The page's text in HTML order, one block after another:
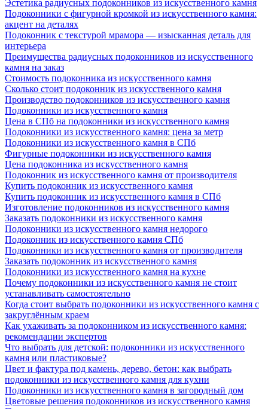
Эстетика радиусных подоконников из искусственного камня
Подоконники с фигурной кромкой из искусственного камня:
акцент на деталях
Подоконник с текстурой мрамора — изысканная деталь для
интерьера
Преимущества радиусных подоконников из искусственного
камня на заказ
Стоимость подоконника из искусственного камня
Сколько стоит подоконник из искусственного камня
Производство подоконников из искусственного камня
Подоконники из искусственного камня
Цена в СПб на подоконники из искусственного камня
Подоконники из искусственного камня: цена за метр
Подоконники из искусственного камня в СПб
Фигурные подоконники из искусственного камня
Цена подоконника из искусственного камня
Подоконник из искусственного камня от производителя
Купить подоконник из искусственного камня
Купить подоконник из искусственного камня в СПб
Изготовление подоконников из искусственного камня
Заказать подоконники из искусственного камня
Подоконники из искусственного камня недорого
Подоконник из искусственного камня СПб
Подоконники из искусственного камня от производителя
Заказать подоконник из искусственного камня
Подоконники из искусственного камня на кухне
Почему подоконники из искусственного камня не стоит
устанавливать самостоятельно
Когда стоит выбрать подоконники из искусственного камня с
закруглённым краем
Как ухаживать за подоконником из искусственного камня:
рекомендации экспертов
Что выбрать для детской: подоконники из искусственного
камня или пластиковые?
Цвет и фактура под камень, дерево, бетон: как выбрать
подоконники из искусственного камня для кухни
Подоконники из искусственного камня в загородный дом
Цветовые решения подоконников из искусственного камня